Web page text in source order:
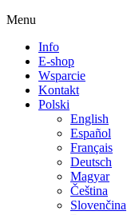
Menu
Info
E-shop
Wsparcie
Kontakt
Polski
English
Español
Français
Deutsch
Magyar
Čeština
Slovenčina